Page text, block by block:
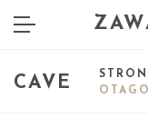
CAVE